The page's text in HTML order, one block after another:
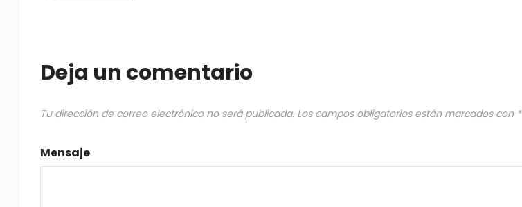
Deja un comentario
Tu dirección de correo electrónico no será publicada. Los campos obligatorios están marcados con *
Mensaje